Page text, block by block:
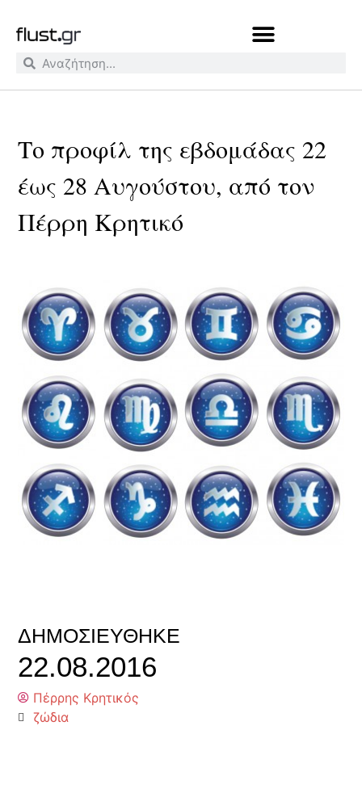
Το προφίλ της εβδομάδας 22
έως 28 Αυγούστου, από τον
Πέρρη Κρητικό
ΔΗΜΟΣΙΕΎΘΗΚΕ
22.08.2016
Πέρρης Κρητικός
ζώδια